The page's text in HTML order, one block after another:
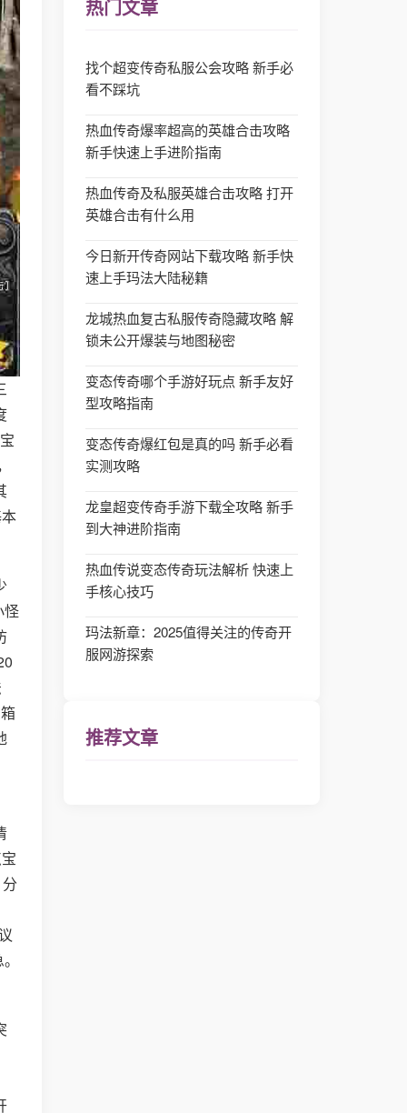
怪
热门文章
找个超变传奇私服公会攻略 新手必
看不踩坑
热血传奇爆率超高的英雄合击攻略
新手快速上手进阶指南
热血传奇及私服英雄合击攻略 打开
英雄合击有什么用
今日新开传奇网站下载攻略 新手快
速上手玛法大陆秘籍
龙城热血复古私服传奇隐藏攻略 解
锁未公开爆装与地图秘密
变态传奇哪个手游好玩点 新手友好
型攻略指南
变态传奇爆红包是真的吗 新手必看
实测攻略
龙皇超变传奇手游下载全攻略 新手
到大神进阶指南
热血传说变态传奇玩法解析 快速上
手核心技巧
玛法新章：2025值得关注的传奇开
服网游探索
推荐文章